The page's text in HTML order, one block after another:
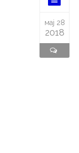
мај 28
2018